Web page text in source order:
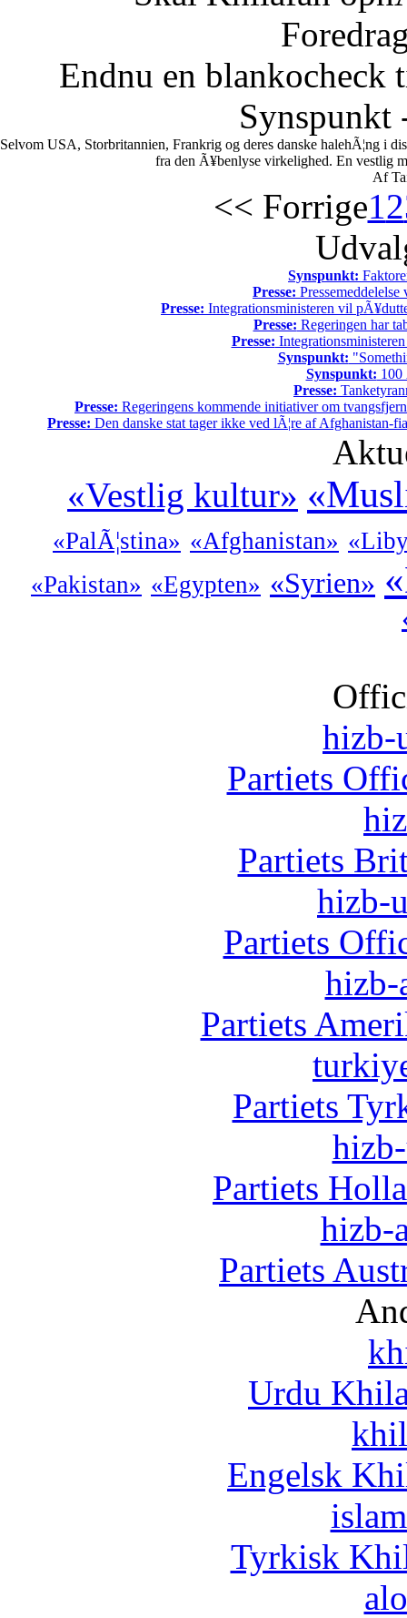
Endnu en blankocheck
Synspunkt
Selvom USA, Storbritannien, Frankrig og deres danske halehÃ¦ng i
fra den Ã¥benlyse virkelighed. En vestlig
Af
<< Forrige12
Synspunkt:
Presse:
Presse: Integrationsministeren vil
Presse: Regeringen har
Presse:
Synspunkt:
Synspunkt: 100
Presse:
Presse: Regeringens kommende initiativer om
Presse: Den danske stat tager ikke ved lÃ¦re af Afghanistan-
«Vestlig kultur»
«PalÃ¦stina» «Afghanistan»
«Pakistan» «Egypten» «Syrien»
hizb-
Partiets
Partiets
hizb-
Partiets
hizb-
Partiets
Partiets
Partiets
hizb-
Partiets
Urdu
Engelsk
Tyrkisk